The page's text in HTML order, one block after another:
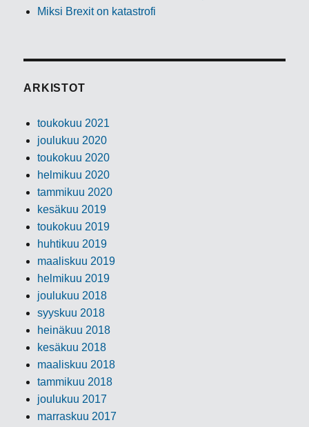
Miksi Brexit on katastrofi
ARKISTOT
toukokuu 2021
joulukuu 2020
toukokuu 2020
helmikuu 2020
tammikuu 2020
kesäkuu 2019
toukokuu 2019
huhtikuu 2019
maaliskuu 2019
helmikuu 2019
joulukuu 2018
syyskuu 2018
heinäkuu 2018
kesäkuu 2018
maaliskuu 2018
tammikuu 2018
joulukuu 2017
marraskuu 2017